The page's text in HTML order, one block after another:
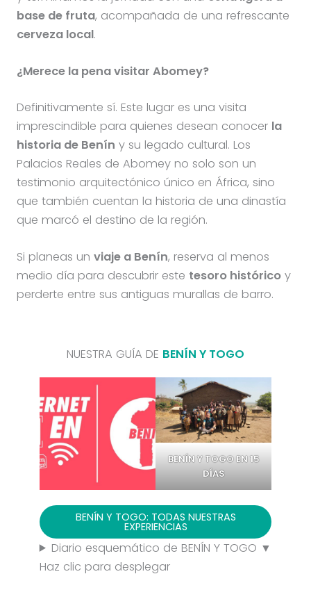
base de fruta, acompañada de una refrescante
cerveza local.
¿Merece la pena visitar Abomey?
Definitivamente sí. Este lugar es una visita
imprescindible para quienes desean conocer la
historia de Benín y su legado cultural. Los
Palacios Reales de Abomey no solo son un
testimonio arquitectónico único en África, sino
que también cuentan la historia de una dinastía
que marcó el destino de la región.
Si planeas un viaje a Benín, reserva al menos
medio día para descubrir este tesoro históricoy
perderte entre sus antiguas murallas de barro.
NUESTRA GUÍA DE BENÍN Y TOGO
BENÍN Y TOGO EN 15
DÍAS
BENÍN Y TOGO: TODAS NUESTRAS
EXPERIENCIAS
Diario esquemático de BENÍN Y TOGO ▼
Haz clic para desplegar